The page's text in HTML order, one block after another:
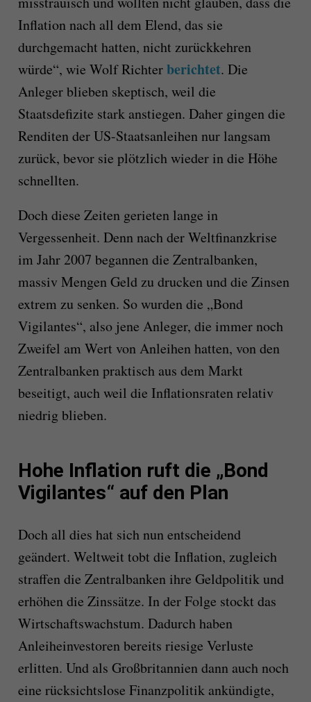
Inflation nach all dem Elend, das sie
durchgemacht hatten, nicht zurückkehren
würde“, wie Wolf Richterberichtet. Die
Anleger blieben skeptisch, weil die
Staatsdefizite stark anstiegen. Daher gingen die
Renditen der US-Staatsanleihen nur langsam
zurück, bevor sie plötzlich wieder in die Höhe
schnellten.
Doch diese Zeiten gerieten lange in
Vergessenheit. Denn nach der Weltfinanzkrise
im Jahr 2007 begannen die Zentralbanken,
massiv Mengen Geld zu drucken und die Zinsen
extrem zu senken. So wurden die „Bond
Vigilantes“, also jene Anleger, die immer noch
Zweifel am Wert von Anleihen hatten, von den
Zentralbanken praktisch aus dem Markt
beseitigt, auch weil die Inflationsraten relativ
niedrig blieben.
Hohe Inflation ruft die „Bond
Vigilantes“ auf den Plan
Doch all dies hat sich nun entscheidend
geändert. Weltweit tobt die Inflation, zugleich
straffen die Zentralbanken ihre Geldpolitik und
erhöhen die Zinssätze. In der Folge stockt das
Wirtschaftswachstum. Dadurch haben
Anleiheinvestoren bereits riesige Verluste
erlitten. Und als Großbritannien dann auch noch
eine rücksichtslose Finanzpolitik ankündigte,